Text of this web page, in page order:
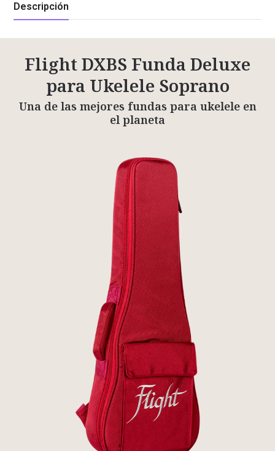
Descripción
Flight DXBS Funda Deluxe
para Ukelele Soprano
Una de las mejores fundas para ukelele en
el planeta